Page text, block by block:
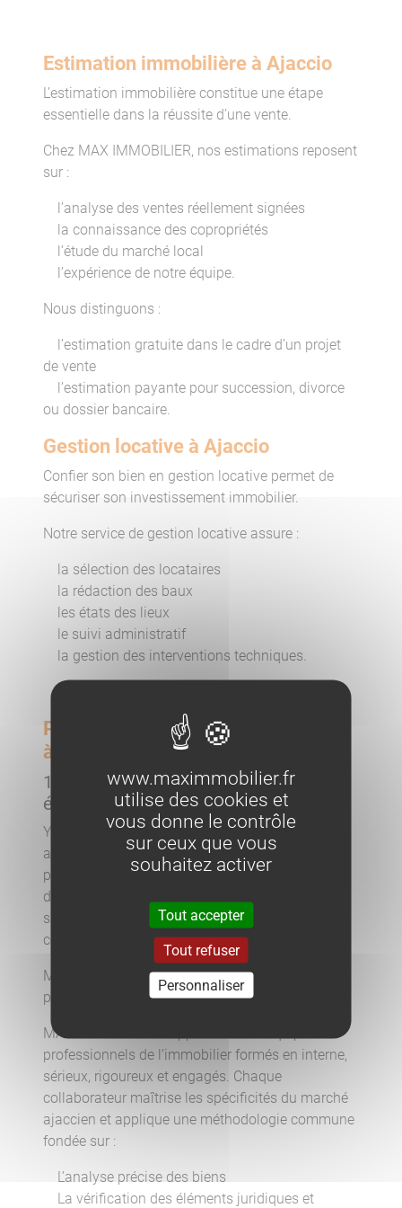
Estimation immobilière à Ajaccio
L’estimation immobilière constitue une étape
essentielle dans la réussite d’une vente.
Chez MAX IMMOBILIER, nos estimations reposent
sur :
l’analyse des ventes réellement signées
la connaissance des copropriétés
l’étude du marché local
l’expérience de notre équipe.
Nous distinguons :
l’estimation gratuite dans le cadre d’un projet
de vente
l’estimation payante pour succession, divorce
ou dossier bancaire.
Gestion locative à Ajaccio
Confier son bien en gestion locative permet de
sécuriser son investissement immobilier.
Notre service de gestion locative assure :
la sélection des locataires
la rédaction des baux
les états des lieux
le suivi administratif
la gestion des interventions techniques.
Pourquoi choisir MAX IMMOBILIER
à Ajaccio ?
1. Une expertise locale réelle et une
équipe de professionnels engagés
Yves MENASSÉ, gérant de MAX IMMOBILIER,
analyse le marché immobilier ajaccien depuis
plus de 20 ans. Cette expérience lui permet
d’anticiper les fluctuations, d’identifier les
surévaluations et de structurer des stratégies de
commercialisation cohérentes et réalistes.
Mais cette expertise ne repose pas sur une seule
personne.
MAX IMMOBILIER s’appuie sur une équipe de
professionnels de l’immobilier formés en interne,
sérieux, rigoureux et engagés. Chaque
collaborateur maîtrise les spécificités du marché
ajaccien et applique une méthodologie commune
fondée sur :
L’analyse précise des biens
La vérification des éléments juridiques et
www.maximmobilier.fr
utilise des cookies et
vous donne le contrôle
sur ceux que vous
souhaitez activer
Tout accepter
Tout refuser
Personnaliser